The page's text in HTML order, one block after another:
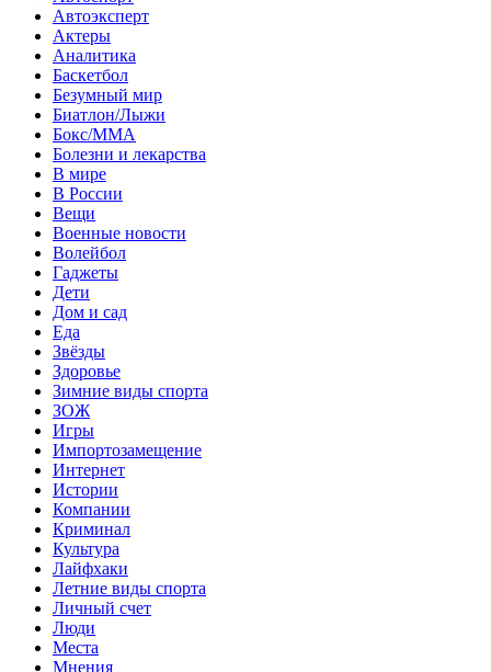
Автоэксперт
Актеры
Аналитика
Баскетбол
Безумный мир
Биатлон/Лыжи
Бокс/MMA
Болезни и лекарства
В мире
В России
Вещи
Военные новости
Волейбол
Гаджеты
Дети
Дом и сад
Еда
Звёзды
Здоровье
Зимние виды спорта
ЗОЖ
Игры
Импортозамещение
Интернет
Истории
Компании
Криминал
Культура
Лайфхаки
Летние виды спорта
Личный счет
Люди
Места
Мнения